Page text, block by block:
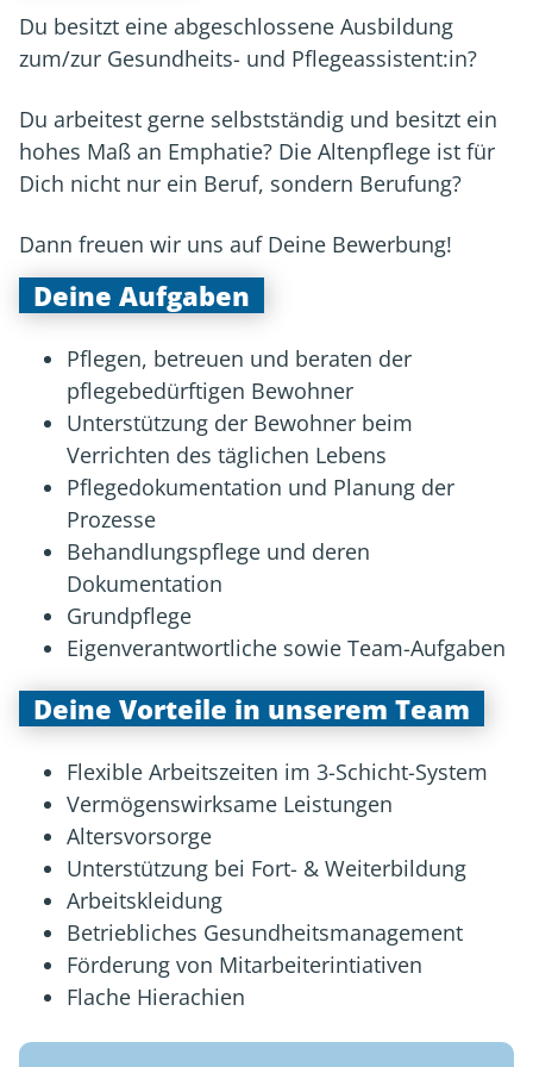
Du besitzt eine abgeschlossene Ausbildung
zum/zur Gesundheits- und Pflegeassistent:in?
Du arbeitest gerne selbstständig und besitzt ein
hohes Maß an Emphatie? Die Altenpflege ist für
Dich nicht nur ein Beruf, sondern Berufung?
Dann freuen wir uns auf Deine Bewerbung!
Deine Aufgaben
Pflegen, betreuen und beraten der
pflegebedürftigen Bewohner
Unterstützung der Bewohner beim
Verrichten des täglichen Lebens
Pflegedokumentation und Planung der
Prozesse
Behandlungspflege und deren
Dokumentation
Grundpflege
Eigenverantwortliche sowie Team-Aufgaben
Deine Vorteile in unserem Team
Flexible Arbeitszeiten im 3-Schicht-System
Vermögenswirksame Leistungen
Altersvorsorge
Unterstützung bei Fort- & Weiterbildung
Arbeitskleidung
Betriebliches Gesundheitsmanagement
Förderung von Mitarbeiterintiativen
Flache Hierachien